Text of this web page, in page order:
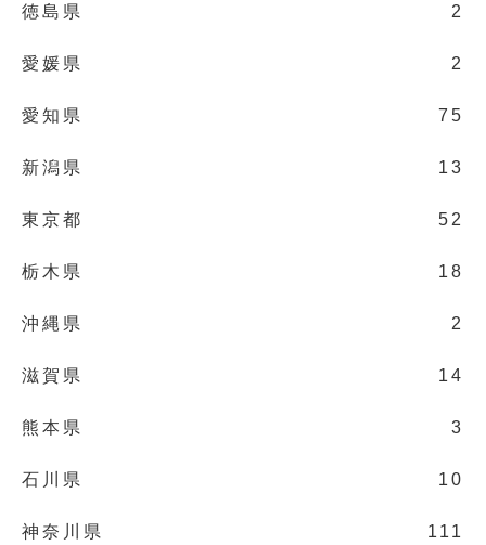
徳島県 2
愛媛県 2
愛知県 75
新潟県 13
東京都 52
栃木県 18
沖縄県 2
滋賀県 14
熊本県 3
石川県 10
神奈川県 111